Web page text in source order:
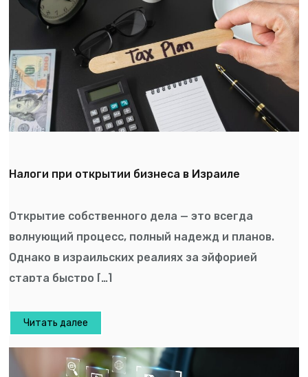
Налоги при открытии бизнеса в Израиле
Открытие собственного дела — это всегда
волнующий процесс, полный надежд и планов.
Однако в израильских реалиях за эйфорией
старта быстро […]
Читать далее